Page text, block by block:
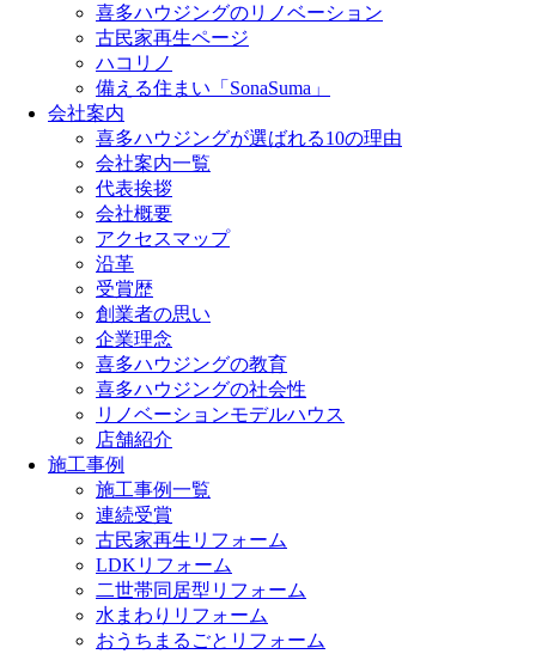
喜多ハウジングのリノベーション
古民家再生ページ
ハコリノ
備える住まい「SonaSuma」
会社案内
喜多ハウジングが選ばれる10の理由
会社案内一覧
代表挨拶
会社概要
アクセスマップ
沿革
受賞歴
創業者の思い
企業理念
喜多ハウジングの教育
喜多ハウジングの社会性
リノベーションモデルハウス
店舗紹介
施工事例
施工事例一覧
連続受賞
古民家再生リフォーム
LDKリフォーム
二世帯同居型リフォーム
水まわりリフォーム
おうちまるごとリフォーム